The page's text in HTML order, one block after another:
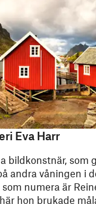
Eva Harr
bildkonstnär, som
andra våningen i
numera är
hon brukade